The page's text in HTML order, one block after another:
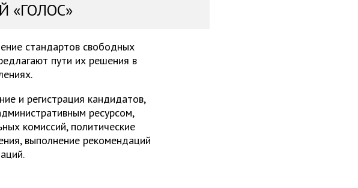
«ГОЛОС»
стандартов свободных
пути их решения в
и регистрация кандидатов,
ресурсом,
комиссий, политические
выполнение рекомендаций